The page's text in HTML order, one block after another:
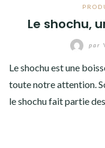
Le shochu,
par
Le shochu est une
toute notre attention.
le shochu fait partie